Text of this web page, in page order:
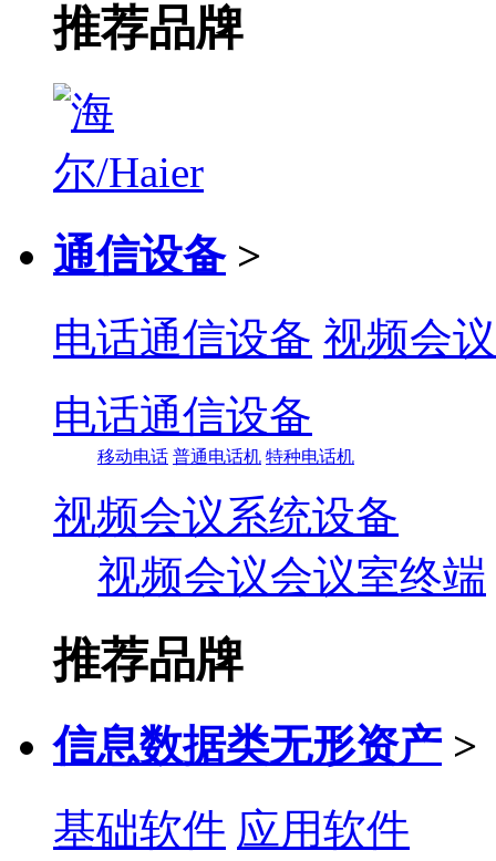
推荐品牌
通信设备 >
电话通信设备 视频会
电话通信设备
移动电话 普通电话机 特种电话机
视频会议系统设备
视频会议会议室终端
推荐品牌
信息数据类无形资产 >
基础软件 应用软件